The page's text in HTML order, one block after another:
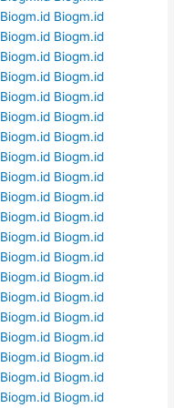
Biogm.id Biogm.id
Biogm.id Biogm.id
Biogm.id Biogm.id
Biogm.id Biogm.id
Biogm.id Biogm.id
Biogm.id Biogm.id
Biogm.id Biogm.id
Biogm.id Biogm.id
Biogm.id Biogm.id
Biogm.id Biogm.id
Biogm.id Biogm.id
Biogm.id Biogm.id
Biogm.id Biogm.id
Biogm.id Biogm.id
Biogm.id Biogm.id
Biogm.id Biogm.id
Biogm.id Biogm.id
Biogm.id Biogm.id
Biogm.id Biogm.id
Biogm.id Biogm.id